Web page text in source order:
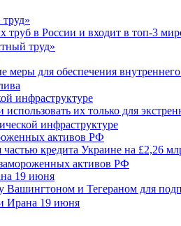
в России и входит в топ-3
меры для обеспечения
инфраструктуре
их только для
активов РФ
частью кредита Украине на £2,26
19 июня
Вашингтоном и Тегераном для